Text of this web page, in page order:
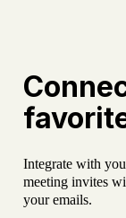
Integrate with
meeting invites
your emails.